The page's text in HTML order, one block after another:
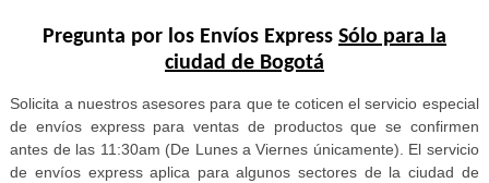
Pregunta por los Envíos Express Sólo para la
ciudad de Bogotá
Solicita a nuestros asesores para que te coticen el servicio especial
de envíos express para ventas de productos que se confirmen
antes de las 11:30am (De Lunes a Viernes únicamente). El servicio
de envíos express aplica para algunos sectores de la ciudad de